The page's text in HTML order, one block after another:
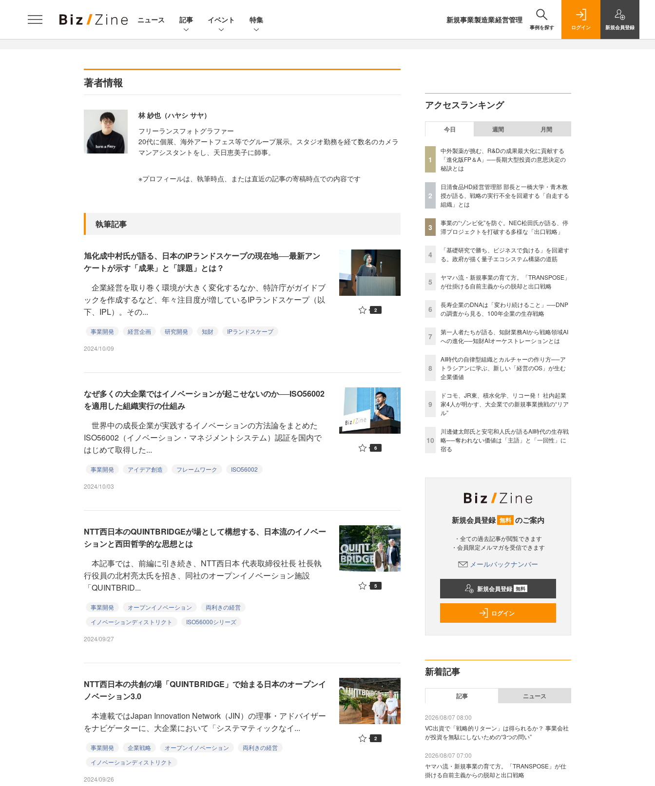
ニュース 記事 イベント 特集 新規事業製造業経営管理
事例を探す ログイン 新規会員登録
著者情報
林 紗也（ハヤシ サヤ）
フリーランスフォトグラファー
20代に個展、海外アートフェス等でグループ展示。スタジオ勤務を経て数名のカメラ
マンアシスタントをし、天日恵美子に師事。
※プロフィールは、執筆時点、または直近の記事の寄稿時点での内容です
執筆記事
旭化成中村氏が語る、日本のIPランドスケープの現在地──最新アン
ケートが示す「成果」と「課題」とは？
企業経営を取り巻く環境が大きく変化するなか、特許庁がガイドブ
ックを作成するなど、年々注目度が増しているIPランドスケープ（以
下、IPL）。その...
事業開発 経営企画 研究開発 知財 IPランドスケープ
2024/10/09
2
なぜ多くの大企業ではイノベーションが起こせないのか──ISO56002
を適用した組織実行の仕組み
世界中の成長企業が実践するイノベーションの方法論をまとめた
ISO56002（イノベーション・マネジメントシステム）認証を国内で
はじめて取得した...
事業開発 アイデア創造 フレームワーク ISO56002
2024/10/03
6
NTT西日本のQUINTBRIDGEが場として構想する、日本流のイノベー
ションと西田哲学的な思想とは
本記事では、前編に引き続き、NTT西日本 代表取締役社長 社長執
行役員の北村亮太氏を招き、同社のオープンイノベーション施設
「QUINTBRID...
事業開発 オープンイノベーション
両利きの経営
イノベーションディストリクト
ISO56000シリーズ
2024/09/27
5
NTT西日本の共創の場「QUINTBRIDGE」で始まる日本のオープンイ
ノベーション3.0
本連載ではJapan Innovation Network（JIN）の理事・アドバイザー
をナビゲーターに、大企業において「システマティックなイ...
事業開発 企業戦略 オープンイノベーション
両利きの経営
イノベーションディストリクト
2024/09/26
2
アクセスランキング
今日 週間 月間
1
中外製薬が挑む、R&Dの成果最大化に貢献する
「進化版FP＆A」──長期大型投資の意思決定の
秘訣とは
2
日清食品HD経営管理部 部長と一橋大学・青木教
授が語る、戦略の実行不全を回避する「自走する
組織」とは
3
事業の“ゾンビ化”を防ぐ。NEC松田氏が語る、停
滞プロジェクトを打破する多様な「出口戦略」
4
「基礎研究で勝ち、ビジネスで負ける」を回避す
る。政府が描く量子エコシステム構築の道筋
5
ヤマハ流・新規事業の育て方。「TRANSPOSE」
が仕掛ける自前主義からの脱却と出口戦略
6
長寿企業のDNAは「変わり続けること」──DNP
の調査から見る、100年企業の生存戦略
7
第一人者たちが語る、知財業務AIから戦略領域AI
への進化──知財AIオーケストレーションとは
8
AI時代の自律型組織とカルチャーの作り方──ア
トラシアンに学ぶ、新しい「経営のOS」が生む
企業価値
9
ドコモ、JR東、積水化学、リコー発！ 社内起業
家4人が明かす、大企業での新規事業挑戦の“リア
ル”
10
川邊健太郎氏と安宅和人氏が語るAI時代の生存戦
略──奪われない価値は「主語」と「一回性」に
宿る
新規会員登録 無料 のご案内
・全ての過去記事が閲覧できます
・会員限定メルマガを受信できます
メールバックナンバー
新規会員登録 無料
ログイン
新着記事
記事 ニュース
2026/08/07 08:00
VC出資で「戦略的リターン」は得られるか？ 事業会社
が投資を無駄にしないための“3つの問い”
2026/08/07 07:00
ヤマハ流・新規事業の育て方。「TRANSPOSE」が仕
掛ける自前主義からの脱却と出口戦略